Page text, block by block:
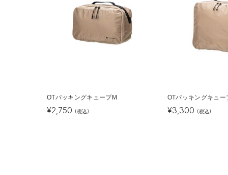
OTパッキングキューブM
¥2,750 (税込)
OTパッキングキュー
¥3,300 (税込)